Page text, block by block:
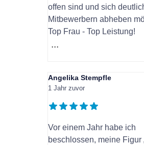
offen sind und sich
Mitbewerbern abheben
Top Frau - Top Leistung!
...
Angelika Stempfle
1 Jahr zuvor
Vor einem Jahr habe ich
beschlossen, meine Figur